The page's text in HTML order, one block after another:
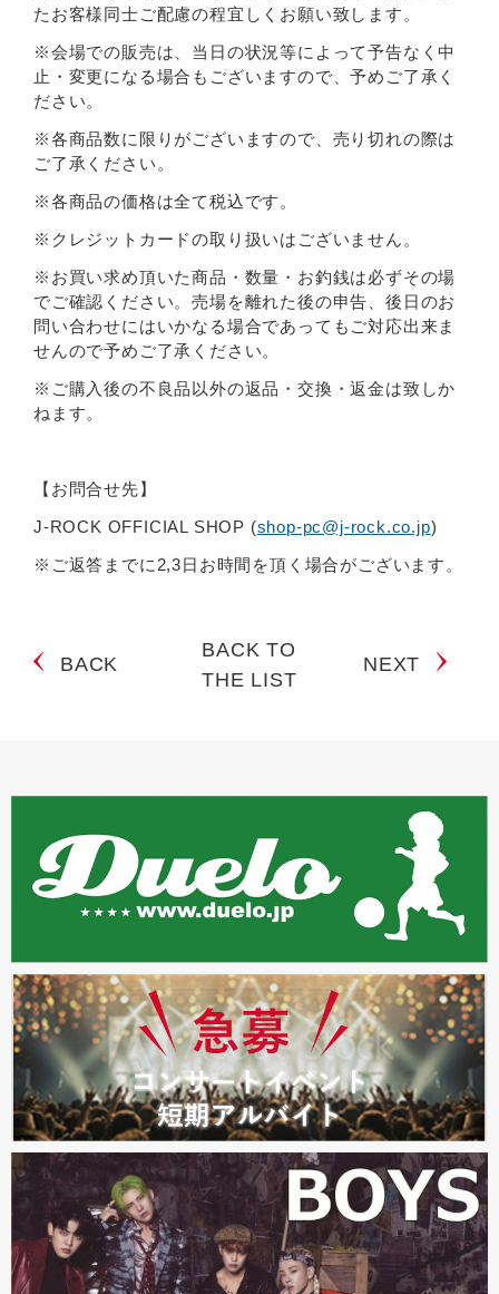
たお客様同士ご配慮の程宜しくお願い致します。
※会場での販売は、当日の状況等によって予告なく中
止・変更になる場合もございますので、予めご了承く
ださい。
※各商品数に限りがございますので、売り切れの際は
ご了承ください。
※各商品の価格は全て税込です。
※クレジットカードの取り扱いはございません。
※お買い求め頂いた商品・数量・お釣銭は必ずその場
でご確認ください。売場を離れた後の申告、後日のお
問い合わせにはいかなる場合であってもご対応出来ま
せんので予めご了承ください。
※ご購入後の不良品以外の返品・交換・返金は致しか
ねます。
【お問合せ先】
J-ROCK OFFICIAL SHOP (shop-pc@j-rock.co.jp)
※ご返答までに2,3日お時間を頂く場合がございます。
BACK
BACK TO
THE LIST
NEXT